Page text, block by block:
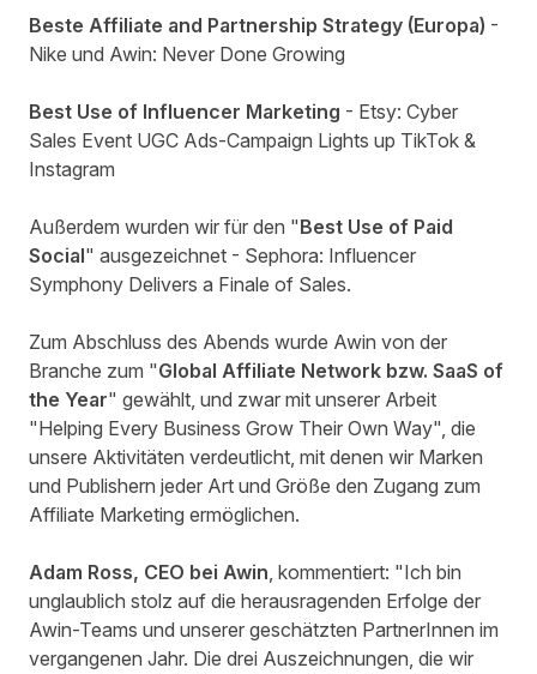
Beste Affiliate and Partnership Strategy (Europa) -
Nike und Awin: Never Done Growing
Best Use of Influencer Marketing - Etsy: Cyber
Sales Event UGC Ads-Campaign Lights up TikTok &
Instagram
Außerdem wurden wir für den "Best Use of Paid
Social" ausgezeichnet - Sephora: Influencer
Symphony Delivers a Finale of Sales.
Zum Abschluss des Abends wurde Awin von der
Branche zum "Global Affiliate Network bzw. SaaS of
the Year" gewählt, und zwar mit unserer Arbeit
"Helping Every Business Grow Their Own Way", die
unsere Aktivitäten verdeutlicht, mit denen wir Marken
und Publishern jeder Art und Größe den Zugang zum
Affiliate Marketing ermöglichen.
Adam Ross, CEO bei Awin, kommentiert: "Ich bin
unglaublich stolz auf die herausragenden Erfolge der
Awin-Teams und unserer geschätzten PartnerInnen im
vergangenen Jahr. Die drei Auszeichnungen, die wir